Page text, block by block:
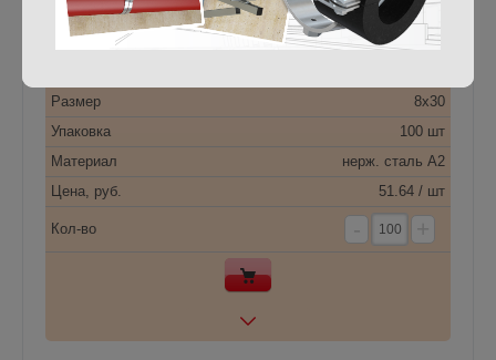
Название
Art. 9250 A2 8,0X30 TX40
Размер
8х30
Упаковка
100 шт
Материал
нерж. сталь A2
Цена, руб.
51.64 / шт
Кол-во